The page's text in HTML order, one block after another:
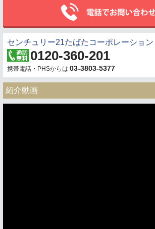
センチュリー21たばたコーポレーション
0120-360-201
携帯電話・PHSからは 03-3803-5377
紹介動画